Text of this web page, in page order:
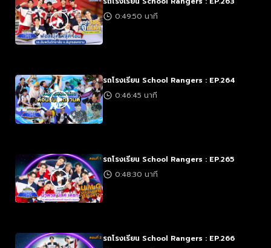
0:49:50 นาที
รถโรงเรียน School Rangers : EP.264
0:46:45 นาที
รถโรงเรียน School Rangers : EP.265
0:48:30 นาที
รถโรงเรียน School Rangers : EP.266